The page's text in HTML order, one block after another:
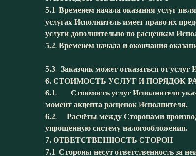
5.1. Временем начала оказания услуг
услугах Исполнитель имеет право их
услуги дополнительно по расценкам
5.2. Временем начала и окончания
5.3. Заказчик может отказаться от услуг
6. СТОИМОСТЬ УСЛУГ И ПОРЯДОК
6.1. Стоимость услуг Исполнителя
момент акцепта расценок Исполнителя.
6.2. Расчёты между Сторонами
упрощенную систему налогообложения.
7. ОТВЕТСТВЕННОСТЬ СТОРОН
7.1. Стороны несут ответственность за